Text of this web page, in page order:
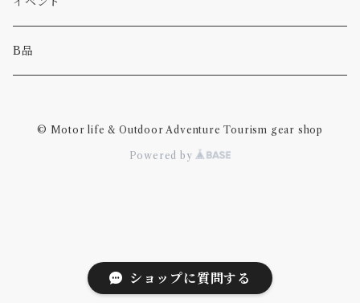
ショップに質問する
キャンプ
B品
© Motor life & Outdoor Adventure Tourism gear shop
Powered by